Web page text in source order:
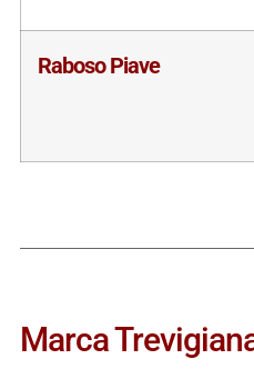
Raboso Piave
Marca